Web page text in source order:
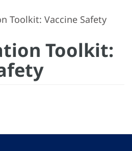
Toolkit: Vaccine Safety
Toolkit: